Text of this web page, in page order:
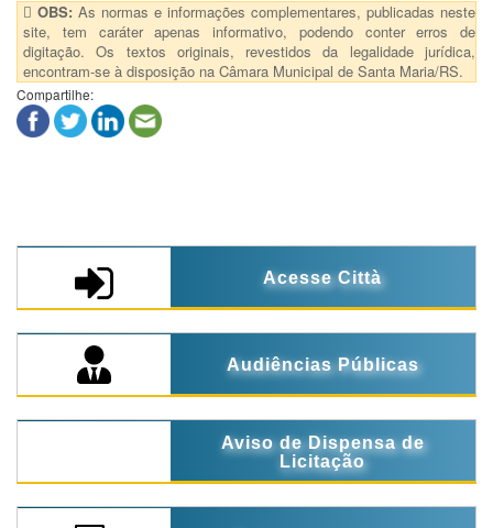
OBS: As normas e informações complementares, publicadas neste
site, tem caráter apenas informativo, podendo conter erros de
digitação. Os textos originais, revestidos da legalidade jurídica,
encontram-se à disposição na Câmara Municipal de Santa Maria/RS.
Compartilhe:
Acesse Città
Audiências Públicas
Aviso de Dispensa de
Licitação